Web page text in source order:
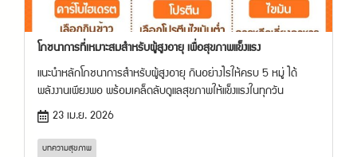
โภชนาการที่เหมาะสมสำหรับผู้สูงอายุ เพื่อสุขภาพแข็งแรง
แนะนำหลักโภชนาการสำหรับผู้สูงอายุ กินอย่างไรให้ครบ 5 หมู่ ได้
พลังงานเพียงพอ พร้อมเคล็ดลับดูแลสุขภาพให้แข็งแรงในทุกวัน
23 เม.ย. 2026
บทความสุขภาพ